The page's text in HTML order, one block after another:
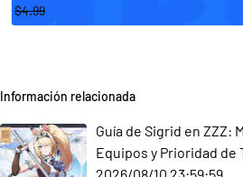
$4.99
Información relacionada
Guía de Sigrid en ZZZ:
Equipos y Prioridad de